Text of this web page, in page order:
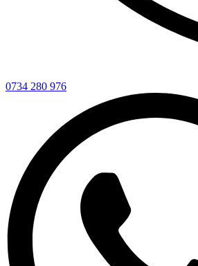
0734 280 976